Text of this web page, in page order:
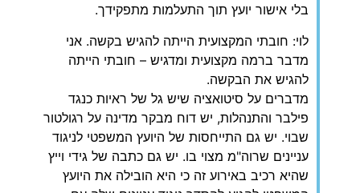
בלי אישור יועץ תוך התעלמות מתפקידך.
לוי: חובתי המקצועית הייתה להגיש בקשה. אני
מדבר ברמה מקצועית ומדגיש – חובתי הייתה
להגיש את הבקשה.
מדברים על סיטואציה שיש גל של ראיות כנגד
פילבר והתנהלות, יש דוח מבקר מדינה על רגולטור
שבוי. יש גם התייחסות של היועץ המשפטי לניגוד
עניינים שרוה"מ מצוי בו. יש גם כתבה של גידי וייץ
שהיא רכיב באירוע זה כי היא הובילה את היועץ